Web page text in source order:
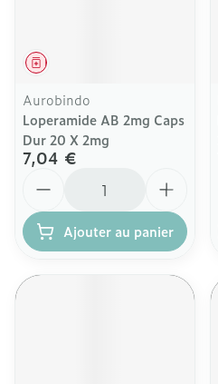
Médicament
Aurobindo
Loperamide AB 2mg Caps
Dur 20 X 2mg
7,04 €
Ajouter au panier